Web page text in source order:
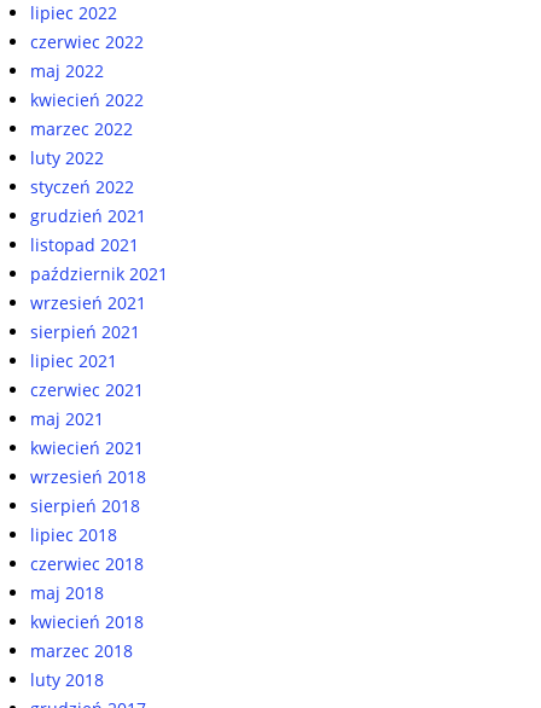
lipiec 2022
czerwiec 2022
maj 2022
kwiecień 2022
marzec 2022
luty 2022
styczeń 2022
grudzień 2021
listopad 2021
październik 2021
wrzesień 2021
sierpień 2021
lipiec 2021
czerwiec 2021
maj 2021
kwiecień 2021
wrzesień 2018
sierpień 2018
lipiec 2018
czerwiec 2018
maj 2018
kwiecień 2018
marzec 2018
luty 2018